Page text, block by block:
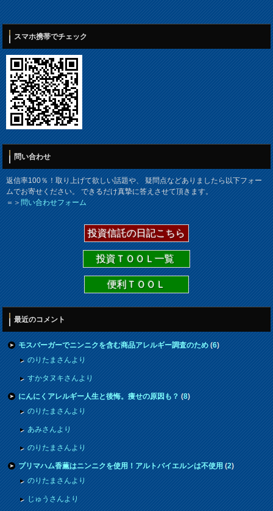
スマホ携帯でチェック
問い合わせ
返信率100％！取り上げて欲しい話題や、 疑問点などありましたら以下フォー
ムでお寄せください。 できるだけ真摯に答えさせて頂きます。
＝＞問い合わせフォーム
投資信託の日記こちら
投資ＴＯＯＬ一覧
便利ＴＯＯＬ
最近のコメント
モスバーガーでニンニクを含む商品アレルギー調査のため(6)
のりたまさんより
すかタヌキさんより
にんにくアレルギー人生と後悔。痩せの原因も？(8)
のりたまさんより
あみさんより
のりたまさんより
プリマハム香薫はニンニクを使用！アルトバイエルンは不使用(2)
のりたまさんより
じゅうさんより